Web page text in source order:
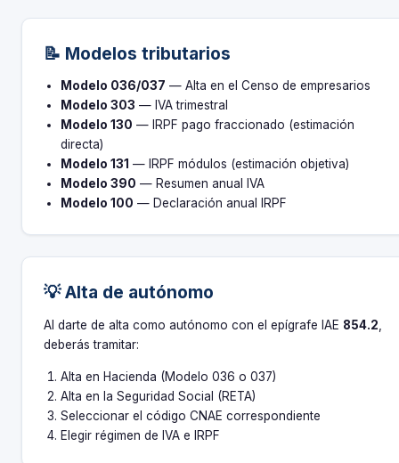
📝 Modelos tributarios
Modelo 036/037 — Alta en el Censo de empresarios
Modelo 303 — IVA trimestral
Modelo 130 — IRPF pago fraccionado (estimación
directa)
Modelo 131 — IRPF módulos (estimación objetiva)
Modelo 390 — Resumen anual IVA
Modelo 100 — Declaración anual IRPF
💡 Alta de autónomo
Al darte de alta como autónomo con el epígrafe IAE 854.2
deberás tramitar:
Alta en Hacienda (Modelo 036 o 037)
Alta en la Seguridad Social (RETA)
Seleccionar el código CNAE correspondiente
Elegir régimen de IVA e IRPF